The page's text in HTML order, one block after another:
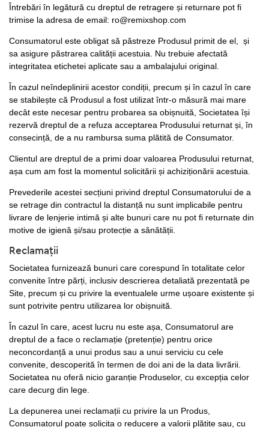
Întrebări în legătură cu dreptul de retragere și returnare pot fi
trimise la adresa de email: ro@remixshop.com
Consumatorul este obligat să păstreze Produsul primit de el, și
sa asigure păstrarea calității acestuia. Nu trebuie afectată
integritatea etichetei aplicate sau a ambalajului original.
În cazul neîndeplinirii acestor condiții, precum și în cazul în care
se stabilește că Produsul a fost utilizat într-o măsură mai mare
decât este necesar pentru probarea sa obișnuită, Societatea își
rezervă dreptul de a refuza acceptarea Produsului returnat și, în
consecință, de a nu rambursa suma plătită de Consumator.
Clientul are dreptul de a primi doar valoarea Produsului returnat,
așa cum am fost la momentul solicitării și achiziționării acestuia.
Prevederile acestei secțiuni privind dreptul Consumatorului de a
se retrage din contractul la distanță nu sunt implicabile pentru
livrare de lenjerie intimă și alte bunuri care nu pot fi returnate din
motive de igienă și/sau protecție a sănătății.
Reclamații
Societatea furnizează bunuri care corespund în totalitate celor
convenite între părți, inclusiv descrierea detaliată prezentată pe
Site, precum și cu privire la eventualele urme ușoare existente și
sunt potrivite pentru utilizarea lor obișnuită.
În cazul în care, acest lucru nu este așa, Consumatorul are
dreptul de a face o reclamație (pretenție) pentru orice
neconcordanță a unui produs sau a unui serviciu cu cele
convenite, descoperită în termen de doi ani de la data livrării.
Societatea nu oferă nicio garanție Produselor, cu excepția celor
care decurg din lege.
La depunerea unei reclamații cu privire la un Produs,
Consumatorul poate solicita o reducere a valorii plătite sau, cu